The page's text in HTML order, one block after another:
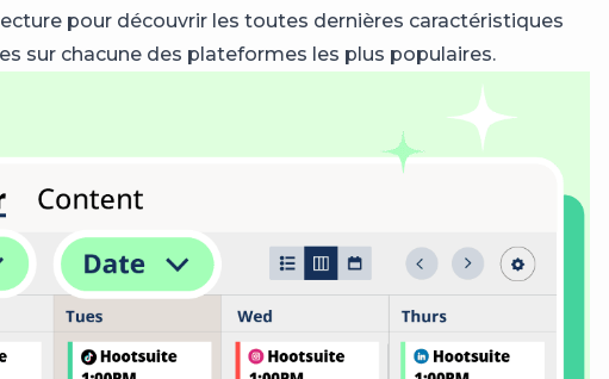
pour découvrir les toutes dernières caractéristiques
sur chacune des plateformes les plus populaires.